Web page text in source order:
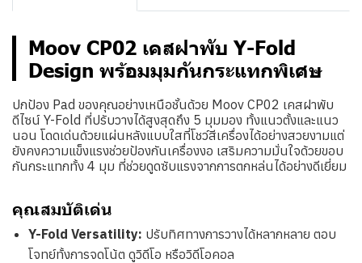
Moov CP02 เคสฝาพับ Y-Fold
Design พร้อมมุมกันกระแทกพิเศษ
ปกป้อง Pad ของคุณอย่างเหนือชั้นด้วย Moov CP02 เคสฝาพับ
ดีไซน์ Y-Fold ที่ปรับวางได้สูงสุดถึง 5 มุมมอง ทั้งแนวตั้งและแนว
นอน โดดเด่นด้วยแผ่นหลังแบบใสที่โชว์สีเครื่องได้อย่างสวยงามแต่
ยังคงความแข็งแรงช่วยป้องกันเครื่องงอ เสริมความมั่นใจด้วยขอบ
กันกระแทกทั้ง 4 มุม ที่ช่วยดูดซับแรงจากการตกหล่นได้อย่างดีเยี่ยม
คุณสมบัติเด่น
Y-Fold Versatility: ปรับทิศทางการวางได้หลากหลาย ตอบ
โจทย์ทั้งการจดโน้ต ดูวิดีโอ หรือวิดีโอคอล